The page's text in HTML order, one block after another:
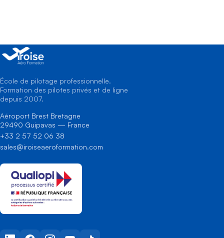
École de pilotage professionnelle.
Formation des pilotes privés et de ligne
depuis 2007.
Aéroport Brest Bretagne
29490 Guipavas — France
+33 2 57 52 06 38
sales@iroiseaeroformation.com